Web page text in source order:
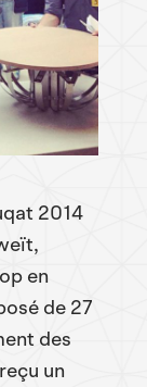
2014
en
de 27
des
un